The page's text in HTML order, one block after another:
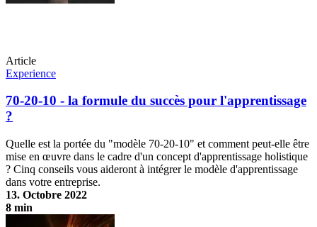
Article
Experience
70-20-10 - la formule du succès pour l'apprentissage
?
Quelle est la portée du "modèle 70-20-10" et comment peut-elle être
mise en œuvre dans le cadre d'un concept d'apprentissage holistique
? Cinq conseils vous aideront à intégrer le modèle d'apprentissage
dans votre entreprise.
13. Octobre 2022
8 min
70-20-10 - la formule du succès pour l'apprentissage ?